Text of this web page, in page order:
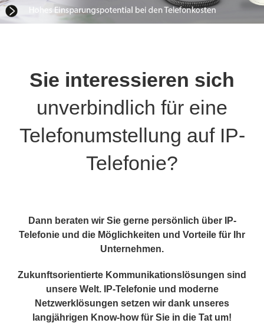
Sie interessieren sich
unverbindlich für eine
Telefonumstellung auf IP-
Telefonie?
Dann beraten wir Sie gerne persönlich über IP-
Telefonie und die Möglichkeiten und Vorteile für Ihr
Unternehmen.
Zukunftsorientierte Kommunikationslösungen sind
unsere Welt. IP-Telefonie und moderne
Netzwerklösungen setzen wir dank unseres
langjährigen Know-how für Sie in die Tat um!